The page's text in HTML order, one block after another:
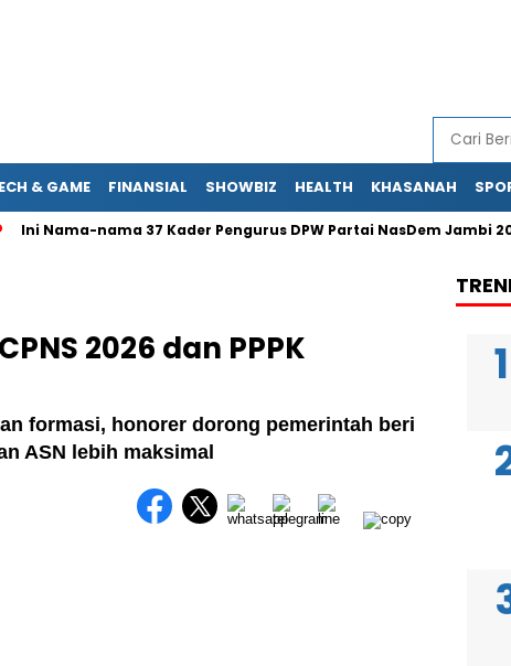
& GAME FINANSIAL SHOWBIZ HEALTH KHASANAH
Nama-nama 37 Kader Pengurus DPW Partai NasDem Jambi
2026 dan PPPK
formasi, honorer dorong pemerintah beri
ASN lebih maksimal